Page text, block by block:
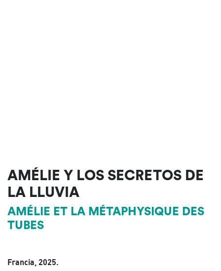
AMÉLIE Y LOS SECRETOS DE
LA LLUVIA
AMÉLIE ET LA MÉTAPHYSIQUE DES
TUBES
Francia, 2025.